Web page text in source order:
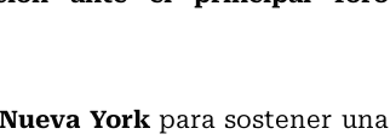
Yorkpara sostener una